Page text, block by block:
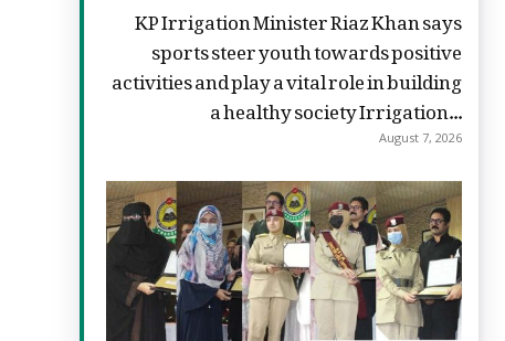
KP Irrigation Minister Riaz Khan says
sports steer youth towards positive
activities and play a vital role in building
a healthy society Irrigation...
August 7, 2026